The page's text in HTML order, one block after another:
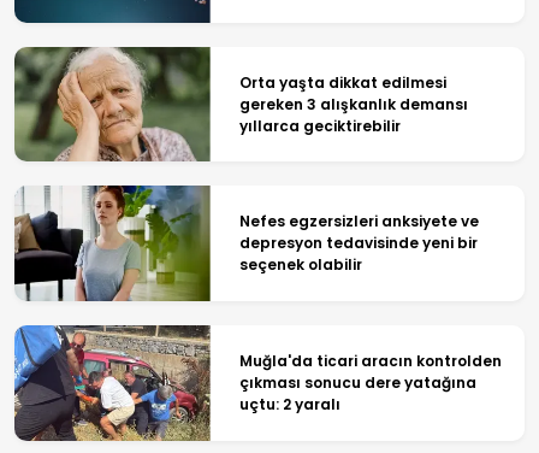
Orta yaşta dikkat edilmesi
gereken 3 alışkanlık demansı
yıllarca geciktirebilir
Nefes egzersizleri anksiyete ve
depresyon tedavisinde yeni bir
seçenek olabilir
Muğla'da ticari aracın kontrolden
çıkması sonucu dere yatağına
uçtu: 2 yaralı